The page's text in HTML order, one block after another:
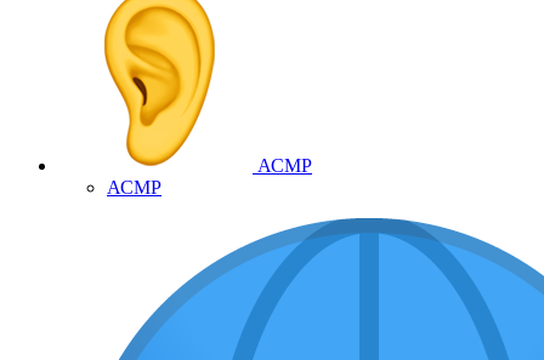
АСМР
АСМР